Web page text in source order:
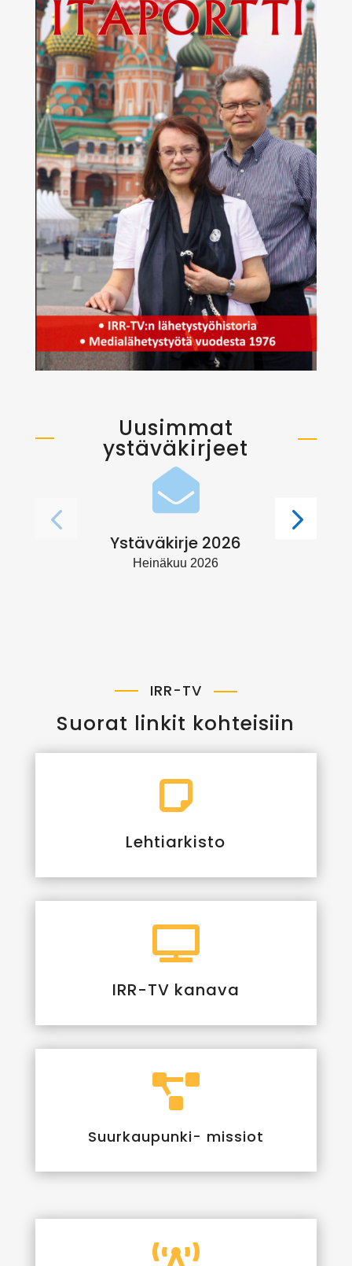
Uusimmat
ystäväkirjeet

Ystäväkirje 2026
Heinäkuu 2026
IRR-TV
Suorat linkit kohteisiin

Lehtiarkisto

IRR-TV kanava

Suurkaupunki- missiot